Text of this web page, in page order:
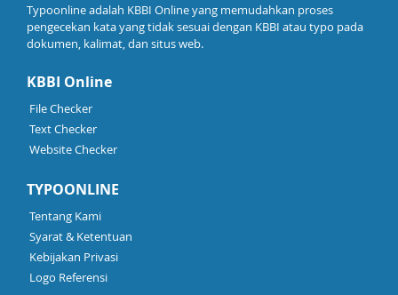
Typoonline adalah KBBI Online yang memudahkan proses
pengecekan kata yang tidak sesuai dengan KBBI atau typo pada
dokumen, kalimat, dan situs web.
KBBI Online
File Checker
Text Checker
Website Checker
TYPOONLINE
Tentang Kami
Syarat & Ketentuan
Kebijakan Privasi
Logo Referensi